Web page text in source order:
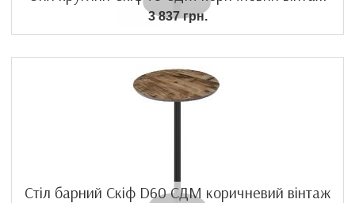
3 837 грн.
Стіл барний Скіф D60 СДМ коричневий вінтаж